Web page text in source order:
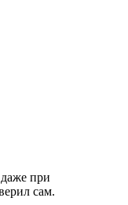
при
сам.